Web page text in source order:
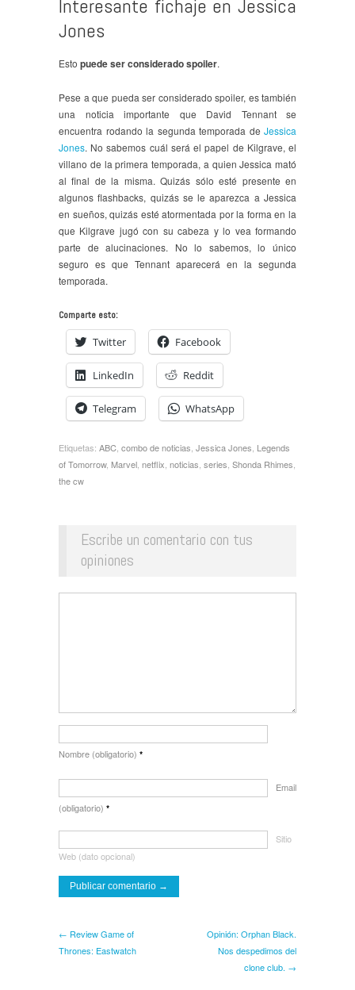
Interesante fichaje en Jessica
Jones
Esto puede ser considerado spoiler.
Pese a que pueda ser considerado spoiler, es también
una noticia importante que David Tennant se
encuentra rodando la segunda temporada de Jessica
Jones. No sabemos cuál será el papel de Kilgrave, el
villano de la primera temporada, a quien Jessica mató
al final de la misma. Quizás sólo esté presente en
algunos flashbacks, quizás se le aparezca a Jessica
en sueños, quizás esté atormentada por la forma en la
que Kilgrave jugó con su cabeza y lo vea formando
parte de alucinaciones. No lo sabemos, lo único
seguro es que Tennant aparecerá en la segunda
temporada.
Comparte esto:
Twitter Facebook
LinkedIn Reddit
Telegram WhatsApp
Etiquetas: ABC combo de noticias Jessica Jones Legends
of Tomorrow, Marvel netflix noticias series Shonda Rhimes
the cw
Escribe un comentario con tus
opiniones
Nombre (obligatorio) *
Email
(obligatorio) *
Sitio
Web (dato opcional)
← Review Game of
Thrones: Eastwatch
Opinión: Orphan Black.
Nos despedimos del
clone club. →